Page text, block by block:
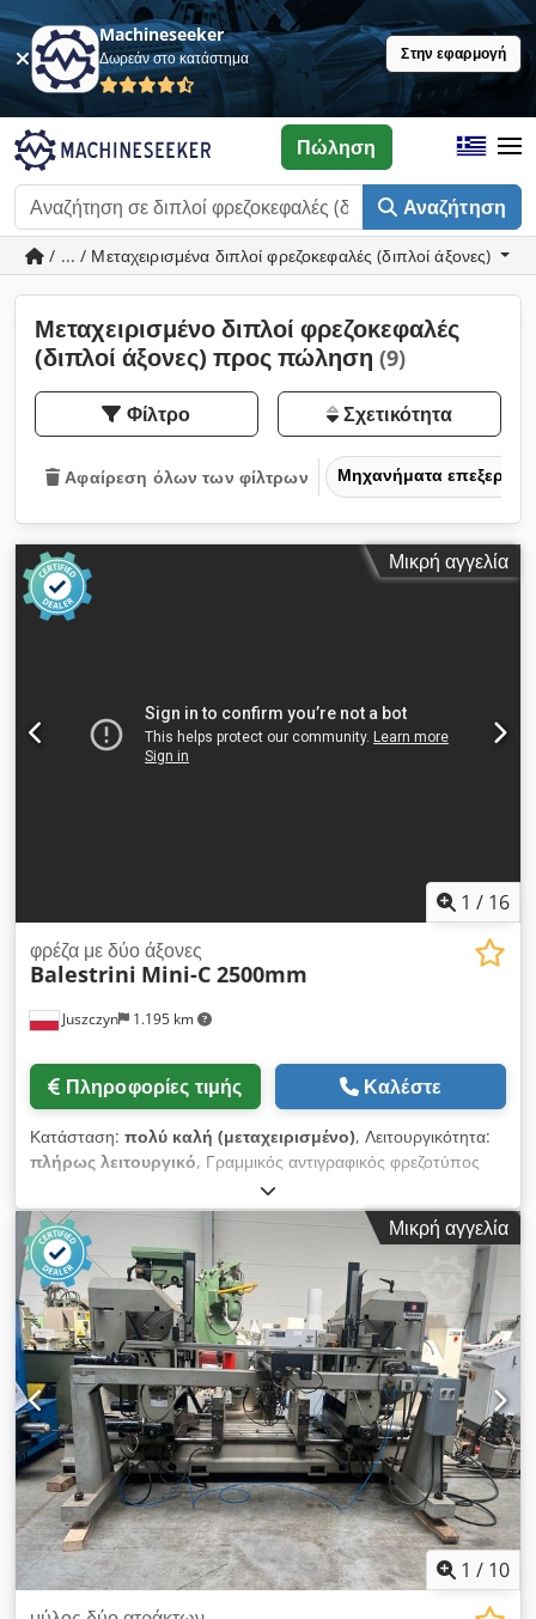
Machineseeker
Δωρεάν στο κατάστημα Στην εφαρμογή
Αναζήτηση
Πώληση
/ ... / Μεταχειρισμένα διπλοί φρεζοκεφαλές (διπλοί άξονες)
Μεταχειρισμένο διπλοί φρεζοκεφαλές
(διπλοί άξονες) προς πώληση (9)
Φίλτρο Σχετικότητα
Αφαίρεση όλων των φίλτρων Μηχανήματα
Μικρή αγγελία
1 / 16
Juszczyn 1.195 km
φρέζα με δύο άξονες
Balestrini Mini-C 2500mm
Πληροφορίες τιμής Καλέστε
Κατάσταση: πολύ καλή (μεταχειρισμένο), Λειτουργικότητα:
πλήρως λειτουργικό, Γραμμικός αντιγραφικός φρεζοτύπος
Balestrini Mini-C 2500mm Chsdpfjy Ew Ehsx Agfoa Τύπος
MINI-C Μήκος τραπεζιού εργασίας 2500 mm Δύο
φρεζοκεφαλές, μία σε κάθε πλευρά Κινητήρας για τη
φρεζοτύπο: 2 x 5,5 kW Μέγιστο ύψος εργαλείου 120 mm
Περιλαμβάνονται κεφαλές εργασίας Υδραυλική τροφοδοσία
τραπεζιού με απεριόριστη ρύθμιση Πνευματικές πίεσεις για τα
συγκροτήματα και το υλικό Αριθμός πιέσεων υλικού: 5 τεμ.
Μικρή αγγελία
1 / 10